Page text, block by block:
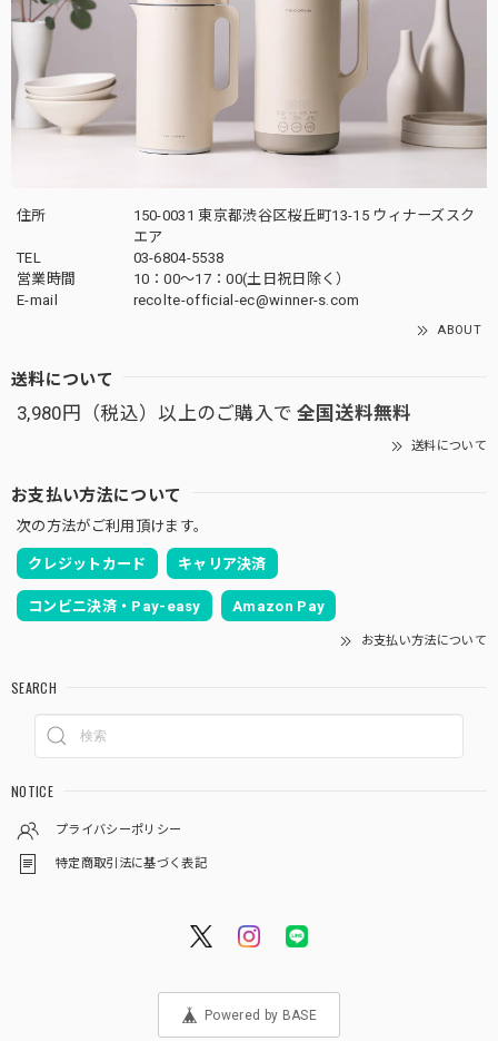
住所
150-0031 東京都渋谷区桜丘町13-15 ウィナーズスク
エア
TEL
03-6804-5538
営業時間
10：00〜17：00(土日祝日除く）
E-mail
recolte-official-ec@winner-s.com
ABOUT
送料について
3,980円（税込）以上のご購入で 全国送料無料
送料について
お支払い方法について
次の方法がご利用頂けます。
クレジットカード キャリア決済
コンビニ決済・Pay-easy Amazon Pay
お支払い方法について
SEARCH
NOTICE
プライバシーポリシー
特定商取引法に基づく表記
Powered by BASE